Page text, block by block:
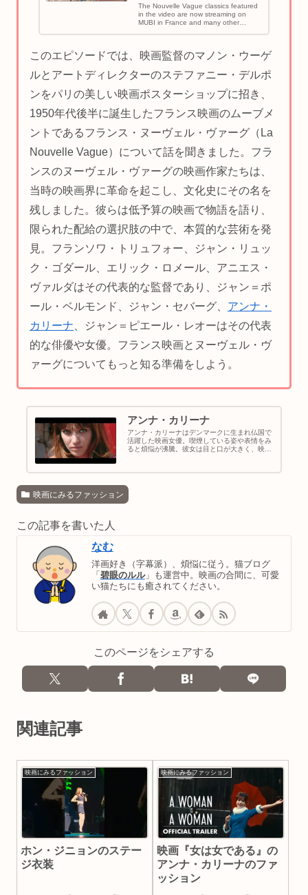
The Nouvelle Vague classics featured
in the video are now streaming on
MUBI in France and many other
このエピソードでは、映画監督のマノン・ウーゲ
ルとアートディレクターのステファニー・デルポ
ンをパリの美しい映画ポスターショップに招き、
1950年代後半に誕生したフランス映画のムーブメ
ントであるフランス・ヌーヴェル・ヴァーグ（La
Nouvelle Vague）について話を聞きました。フラ
ンスのヌーヴェル・ヴァーグの映画作家たちは、
当時の映画界に革命を起こし、文化史にその名を
残しました。彼らは低予算の映画で物語を語り、
限られた配給の選択肢の中で、本質的な芸術を発
見。フランソワ・トリュフォー、ジャン・リュッ
ク・ゴダール、エリック・ロメール、アニエス・
ヴァルダはその代表的な監督であり、ジャン＝ポ
ール・ベルモンド、ジャン・セバーグ、 アンナ・
カリーナ 、ジャン＝ピエール・レオーはその代表
的な俳優や女優。フランス映画とヌーヴェル・ヴ
ァーグについてもっと知る準備をしよう。
アンナ・カリーナ
アンナ・カリーナはデンマークに生まれ仏国で
活躍した映画女優。喫煙している姿や表情をみ
ると煩悩が沸騰。彼女は目と口が大きく、映画
ン私たちを振り回してくれます。
映画にみるファッション
この記事を書いた人
なむ
洋画好き（字幕派）、煩悩に従う。猫ブログ
「碧眼のルル」も運営中。映画の合間に、可愛
い猫たちにも癒されてください。
このページをシェアする
関連記事
映画にみるファッション
ホン・ジニョンのステー
ジ衣装
映画にみるファッション
映画『女は女である』の
アンナ・カリーナのファ
ッション